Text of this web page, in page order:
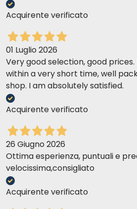
Acquirente verificato
01 Luglio 2026
Very good selection, good
within a very short time, well
shop. I am absolutely satisfied.
Acquirente verificato
26 Giugno 2026
Ottima esperienza, puntuali e
velocissima,consigliato
Acquirente verificato